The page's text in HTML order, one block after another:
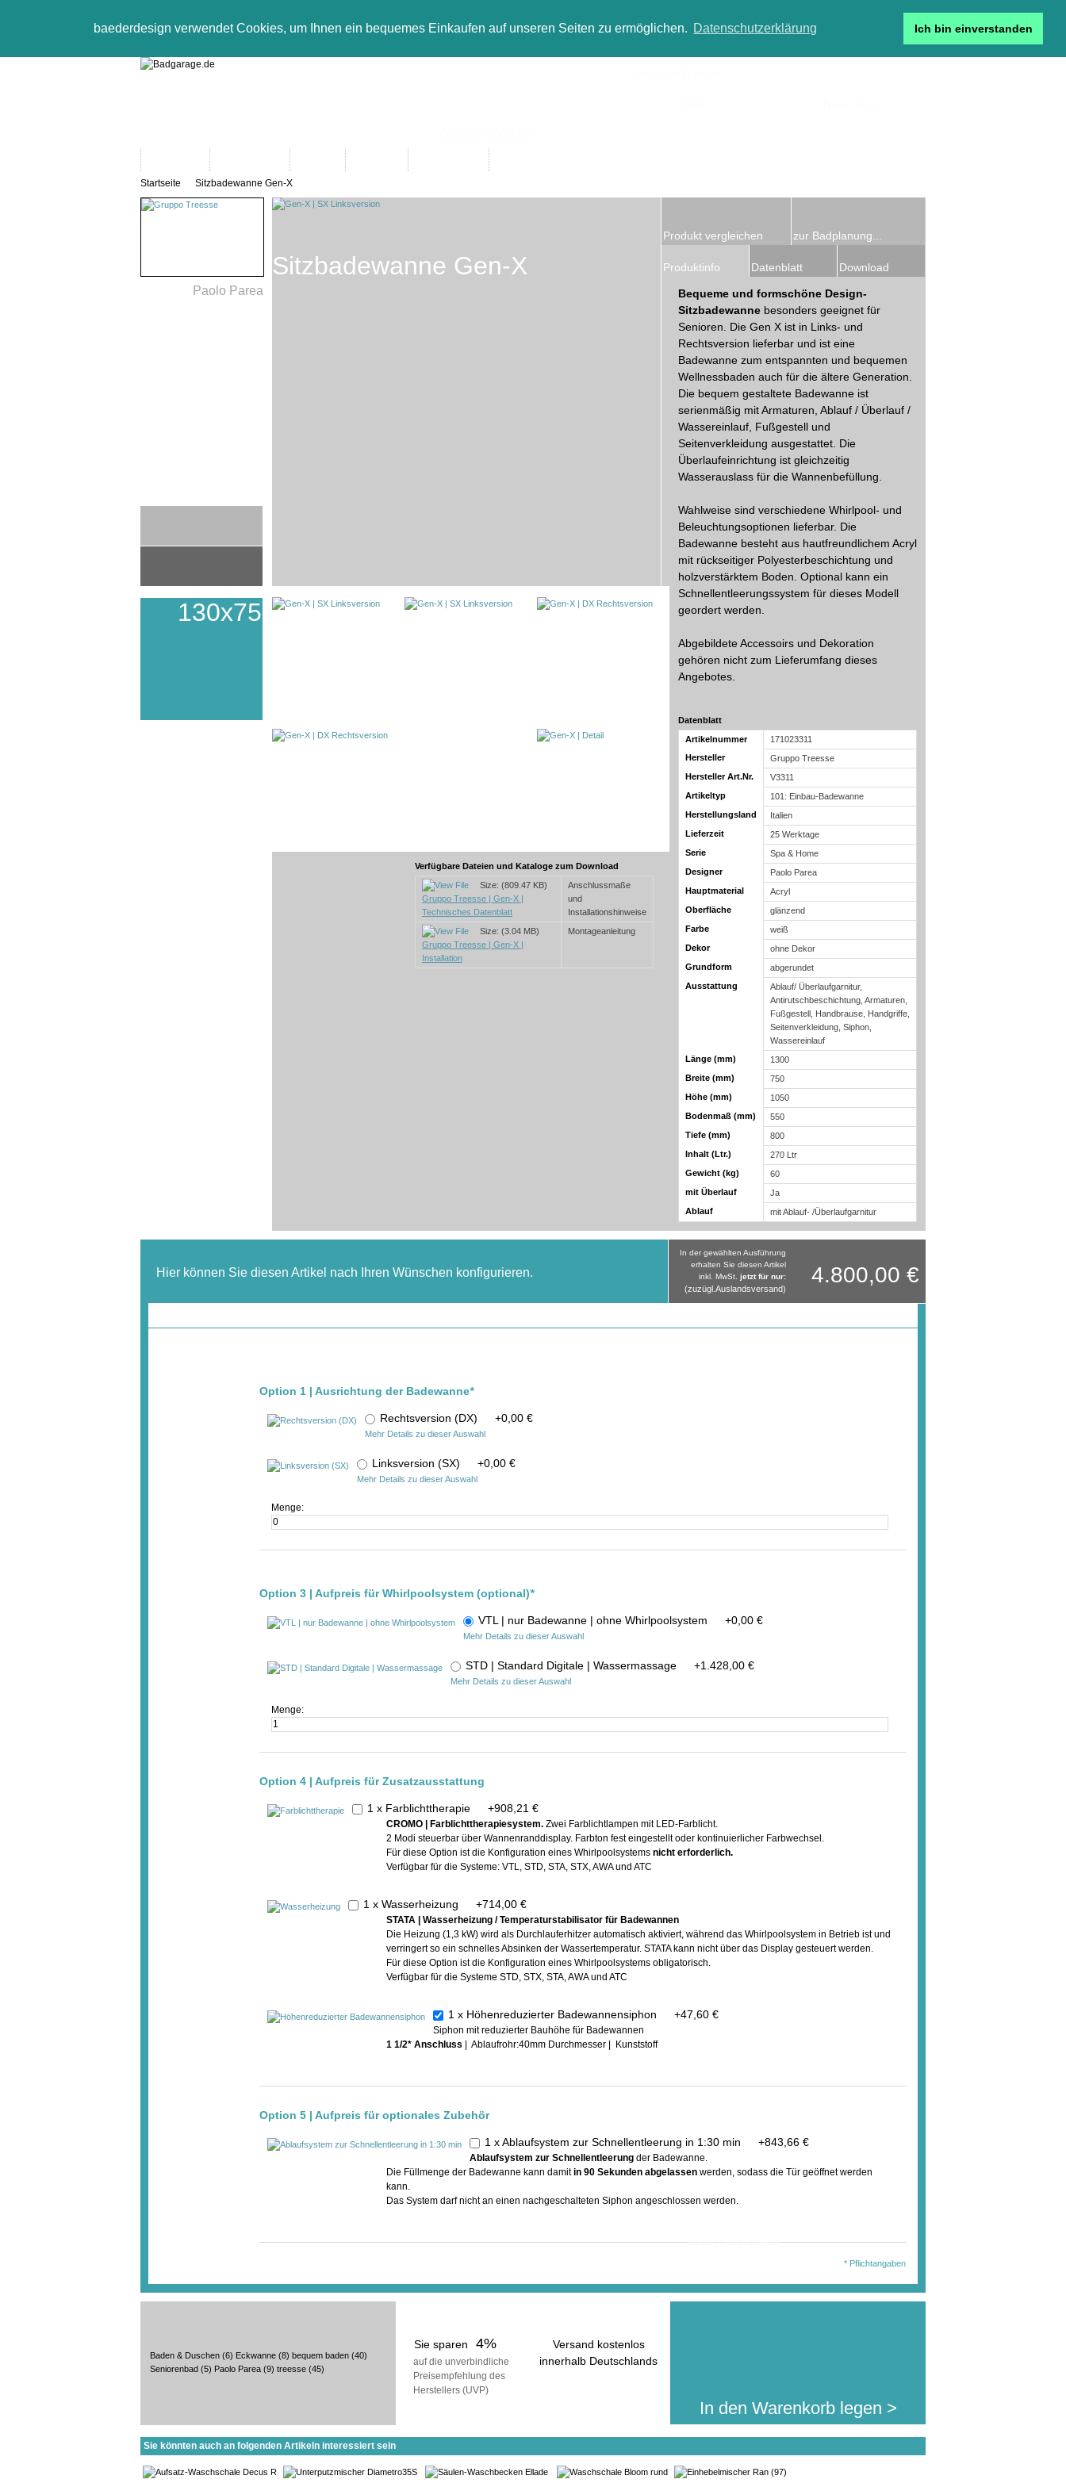
baederdesign verwendet Cookies, um Ihnen ein bequemes Einkaufen auf unseren Seiten zu ermöglichen. Datenschutzerklärung Ich bin einverstanden
Startseite Sitzbadewanne Gen-X
Paolo Parea
130x75
Sitzbadewanne Gen-X
Produkt vergleichen zur Badplanung...
Produktinfo Datenblatt Download
Bequeme und formschöne Design-
Sitzbadewanne besonders geeignet für
Senioren. Die Gen X ist in Links- und
Rechtsversion lieferbar und ist eine
Badewanne zum entspannten und bequemen
Wellnessbaden auch für die ältere Generation.
Die bequem gestaltete Badewanne ist
serienmäßig mit Armaturen, Ablauf / Überlauf /
Wassereinlauf, Fußgestell und
Seitenverkleidung ausgestattet. Die
Überlaufeinrichtung ist gleichzeitig
Wasserauslass für die Wannenbefüllung.
Wahlweise sind verschiedene Whirlpool- und
Beleuchtungsoptionen lieferbar. Die
Badewanne besteht aus hautfreundlichem Acryl
mit rückseitiger Polyesterbeschichtung und
holzverstärktem Boden. Optional kann ein
Schnellentleerungssystem für dieses Modell
geordert werden.
Abgebildete Accessoirs und Dekoration
gehören nicht zum Lieferumfang dieses
Angebotes.
Datenblatt
Artikelnummer
171023311
Hersteller
Gruppo Treesse
Hersteller Art.Nr.
V3311
Artikeltyp
101: Einbau-Badewanne
Herstellungsland
Italien
Lieferzeit
25 Werktage
Serie
Spa & Home
Designer
Paolo Parea
Hauptmaterial
Acryl
Oberfläche
glänzend
Farbe
weiß
Dekor
ohne Dekor
Grundform
abgerundet
Ausstattung
Ablauf/ Überlaufgarnitur,
Antirutschbeschichtung, Armaturen,
Fußgestell, Handbrause, Handgriffe,
Seitenverkleidung, Siphon,
Wassereinlauf
Länge (mm)
1300
Breite (mm)
750
Höhe (mm)
1050
Bodenmaß (mm)
550
Tiefe (mm)
800
Inhalt (Ltr.)
270 Ltr
Gewicht (kg)
60
mit Überlauf
Ja
Ablauf
mit Ablauf- /Überlaufgarnitur
Verfügbare Dateien und Kataloge zum Download
Gruppo Treesse | Gen-X |
Technisches Datenblatt
Size: (809.47 KB)
Anschlussmaße
und
Installationshinweise
Gruppo Treesse | Gen-X |
Installation
Size: (3.04 MB) Montageanleitung
Hier können Sie diesen Artikel nach Ihren Wünschen konfigurieren.
In der gewählten Ausführung
erhalten Sie diesen Artikel
inkl. MwSt. jetzt für nur:
(zuzügl.Auslandsversand)
4.800,00 €
Option 1 | Ausrichtung der Badewanne*
Rechtsversion (DX) +0,00 €
Mehr Details zu dieser Auswahl
Linksversion (SX) +0,00 €
Mehr Details zu dieser Auswahl
Menge:
Option 3 | Aufpreis für Whirlpoolsystem (optional)*
VTL | nur Badewanne | ohne Whirlpoolsystem +0,00 €
Mehr Details zu dieser Auswahl
STD | Standard Digitale | Wassermassage +1.428,00 €
Mehr Details zu dieser Auswahl
Menge:
Option 4 | Aufpreis für Zusatzausstattung
1 x Farblichttherapie +908,21 €
CROMO | Farblichttherapiesystem. Zwei Farblichtlampen mit LED-Farblicht.
2 Modi steuerbar über Wannenranddisplay. Farbton fest eingestellt oder kontinuierlicher Farbwechsel.
Für diese Option ist die Konfiguration eines Whirlpoolsystems nicht erforderlich.
Verfügbar für die Systeme: VTL, STD, STA, STX, AWA und ATC
1 x Wasserheizung +714,00 €
STATA | Wasserheizung / Temperaturstabilisator für Badewannen
Die Heizung (1,3 kW) wird als Durchlauferhitzer automatisch aktiviert, während das Whirlpoolsystem in Betrieb ist und
verringert so ein schnelles Absinken der Wassertemperatur. STATA kann nicht über das Display gesteuert werden.
Für diese Option ist die Konfiguration eines Whirlpoolsystems obligatorisch.
Verfügbar für die Systeme STD, STX, STA, AWA und ATC
1 x Höhenreduzierter Badewannensiphon +47,60 €
Siphon mit reduzierter Bauhöhe für Badewannen
1 1/2* Anschluss | Ablaufrohr:40mm Durchmesser | Kunststoff
Option 5 | Aufpreis für optionales Zubehör
1 x Ablaufsystem zur Schnellentleerung in 1:30 min +843,66 €
Ablaufsystem zur Schnellentleerung der Badewanne.
Die Füllmenge der Badewanne kann damitin 90 Sekunden abgelassen werden, sodass die Tür geöffnet werden
kann.
Das System darf nicht an einen nachgeschalteten Siphon angeschlossen werden.
* Pflichtangaben
Sie sparen 4%
auf die unverbindliche
Preisempfehlung des
Herstellers (UVP)
Versand kostenlos
innerhalb Deutschlands
In den Warenkorb legen >
(zuzügl.Auslandsversand)
Baden & Duschen (6) Eckwanne (8) bequem baden (40)
Seniorenbad (5) Paolo Parea (9) treesse (45)
Sie könnten auch an folgenden Artikeln interessiert sein